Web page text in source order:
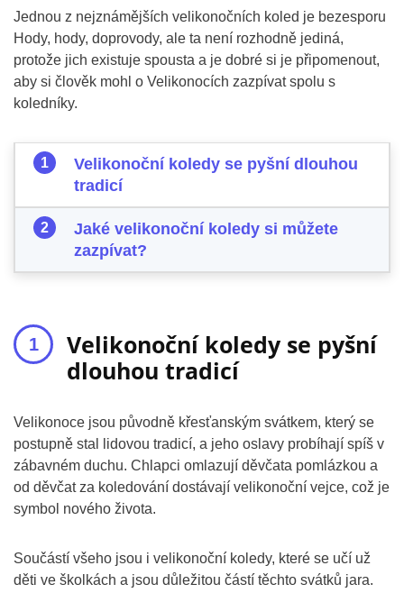
Jednou z nejznámějších velikonočních koled je bezesporu
Hody, hody, doprovody, ale ta není rozhodně jediná,
protože jich existuje spousta a je dobré si je připomenout,
aby si člověk mohl o Velikonocích zazpívat spolu s
koledníky.
Velikonoční koledy se pyšní dlouhou
tradicí
Jaké velikonoční koledy si můžete
zazpívat?
Velikonoční koledy se pyšní
dlouhou tradicí
Velikonoce jsou původně křesťanským svátkem, který se
postupně stal lidovou tradicí, a jeho oslavy probíhají spíš v
zábavném duchu. Chlapci omlazují děvčata pomlázkou a
od děvčat za koledování dostávají velikonoční vejce, což je
symbol nového života.
Součástí všeho jsou i velikonoční koledy, které se učí už
děti ve školkách a jsou důležitou částí těchto svátků jara.